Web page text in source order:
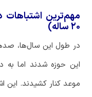
مهم‌ترین اشتباهات
۲۰ ساله)
در طول این سالها،
این حوزه شدند اما به
موعد کنار کشیدند. این